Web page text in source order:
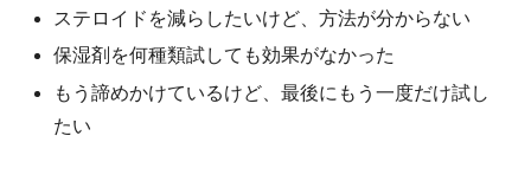
ステロイドを減らしたいけど、方法が分からない
保湿剤を何種類試しても効果がなかった
もう諦めかけているけど、最後にもう一度だけ試し
たい